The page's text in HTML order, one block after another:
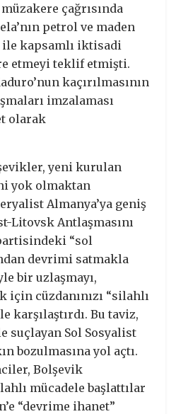
çağrısında
petrol ve maden
kapsamlı iktisadi
etmeyi teklif etmişti.
kaçırılmasının
imzalaması
olarak
yeni kurulan
yok olmaktan
Almanya’ya geniş
Litovsk Antlaşmasını
“sol
devrimi satmakla
bir uzlaşmayı,
için cüzdanınızı “silahlı
karşılaştırdı. Bu taviz,
suçlayan Sol Sosyalist
bozulmasına yol açtı.
Bolşevik
mücadele başlattılar
“devrime ihanet”